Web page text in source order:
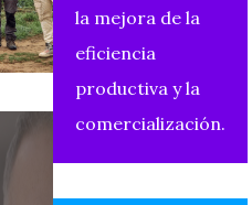
la mejora de la
eficiencia
productiva y la
comercialización.